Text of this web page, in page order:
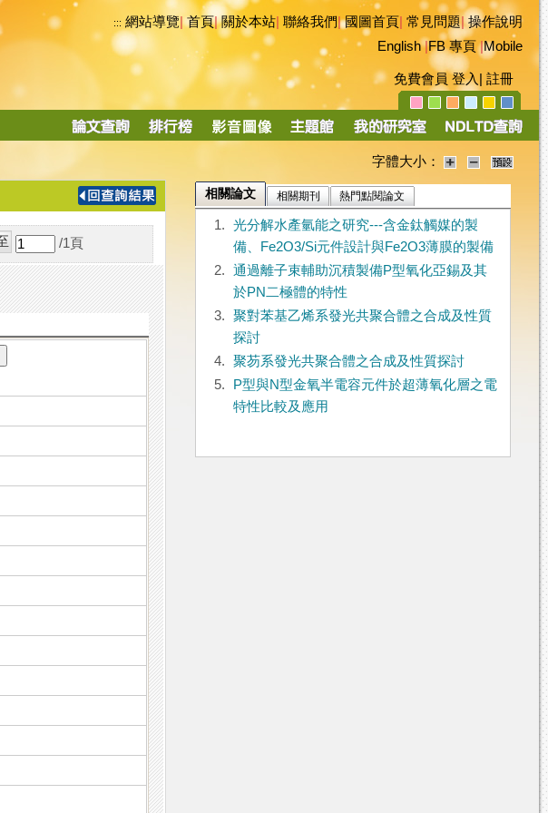
::: 網站導覽|首頁|關於本站 聯絡我們|國圖首頁 常見問題|操作說明
English|FB 專頁|Mobile
免費會員 登入 註冊
導
字體大小：
/1 頁
相關論文 相關期刊 熱門點閱論文
1.
光分解水產氫能之研究---含金鈦觸媒的製
備、Fe2O3/Si元件設計與Fe2O3薄膜的製備
2.
通過離子束輔助沉積製備P型氧化亞錫及其
於PN二極體的特性
3.
聚對苯基乙烯系發光共聚合體之合成及性質
探討
4.
聚芴系發光共聚合體之合成及性質探討
5.
P型與N型金氧半電容元件於超薄氧化層之電
特性比較及應用